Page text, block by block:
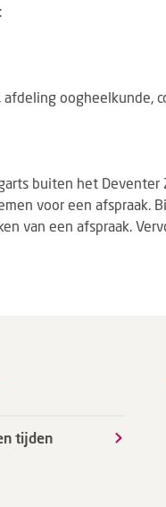
oogheelkunde,
buiten het
voor een afspraak.
van een afspraak.
tijden